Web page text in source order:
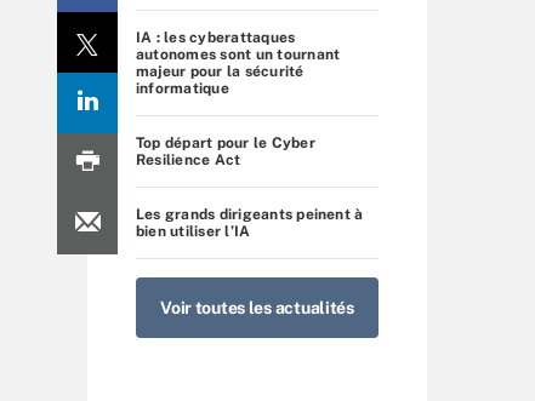
IA : les cyberattaques
autonomes sont un tournant
majeur pour la sécurité
informatique
Top départ pour le Cyber
Resilience Act
Les grands dirigeants peinent à
bien utiliser l’IA
Voir toutes les actualités